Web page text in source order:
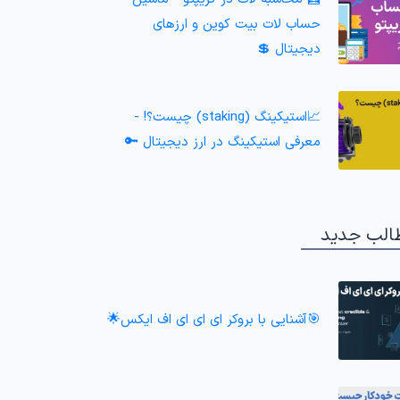
حساب لات بیت کوین و ارزهای
دیجیتال 💲
📈استیکینگ (staking) چیست؟! -
معرفی استیکینگ در ارز دیجیتال 🔑
جدید
🎯آشنایی با بروکر ای ای ای اف ایکس🌟